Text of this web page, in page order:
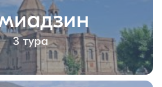
3 тура